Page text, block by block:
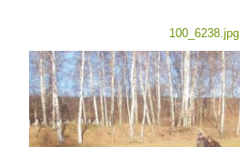
100_6238.jpg